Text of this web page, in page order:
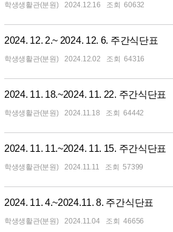
학생생활관(분원) 2024.12.16 60632
2024. 12. 2.~ 2024. 12. 6. 주간식단표
학생생활관(분원) 2024.12.02 64316
2024. 11. 18.~2024. 11. 22. 주간식단표
학생생활관(분원) 2024.11.18 64442
2024. 11. 11.~2024. 11. 15. 주간식단표
학생생활관(분원) 2024.11.11 57399
2024. 11. 4.~2024.11. 8. 주간식단표
학생생활관(분원) 2024.11.04 46656